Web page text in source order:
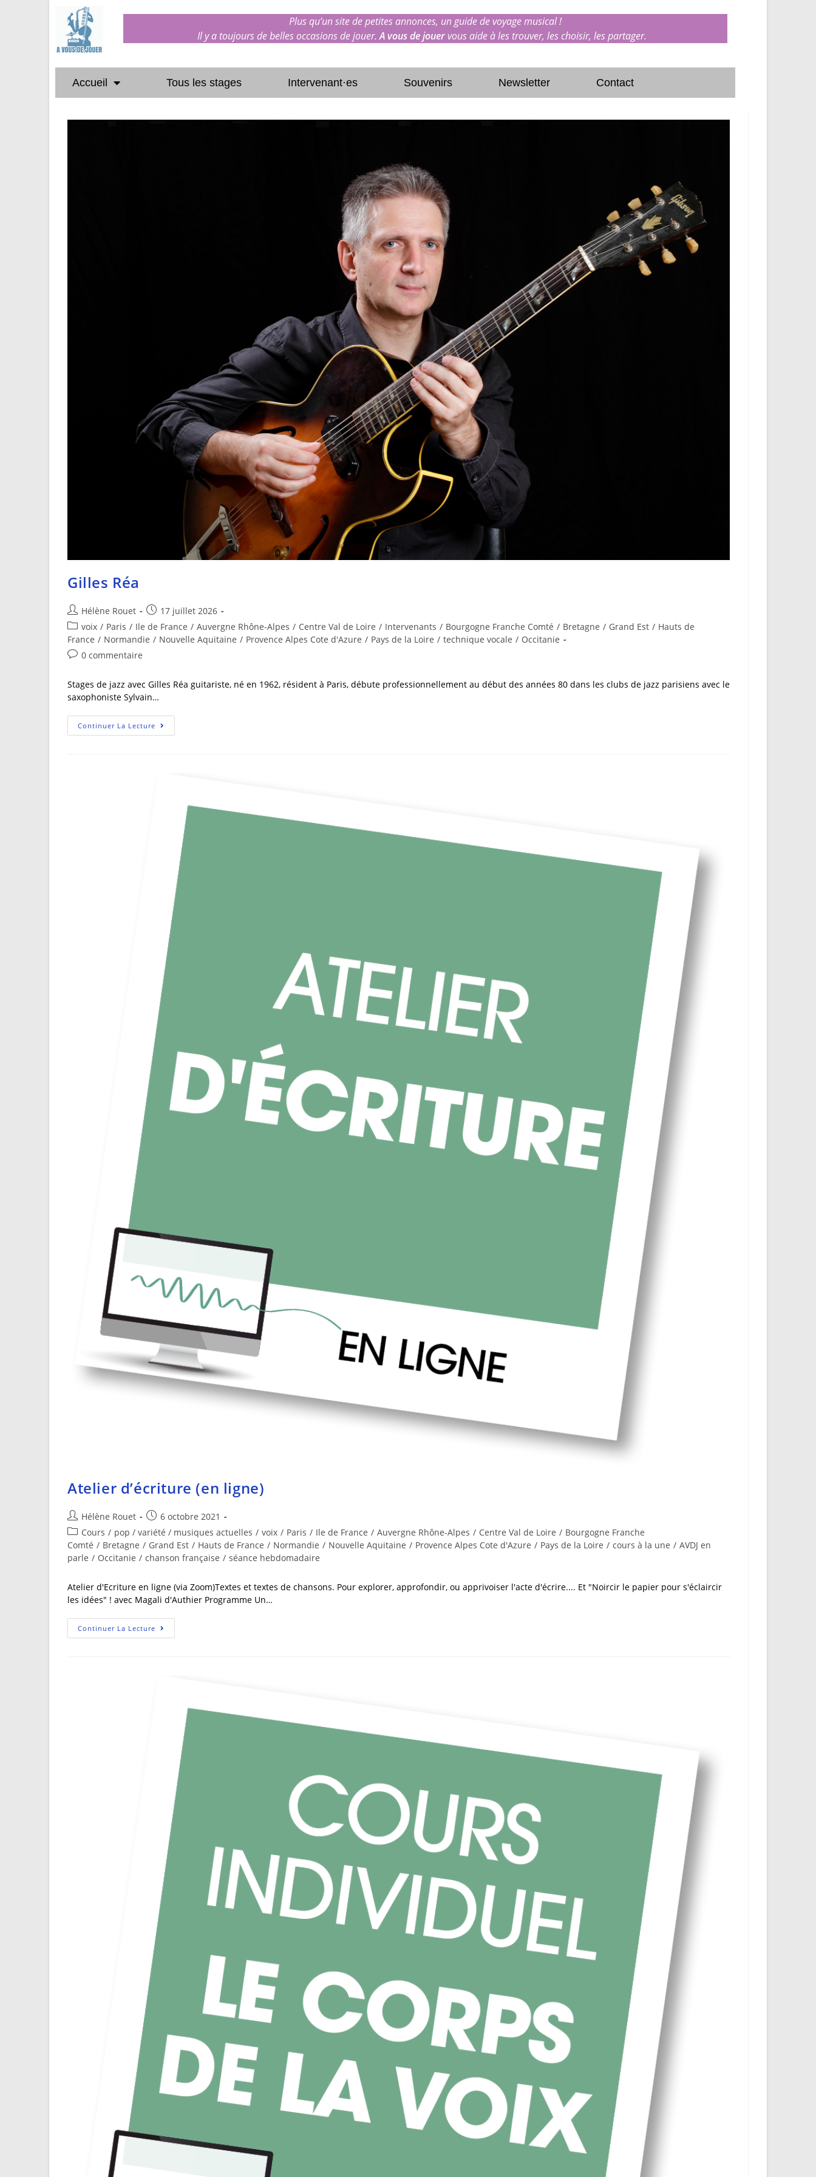
Plus qu’un site de petites annonces, un guide de voyage musical !
Il y a toujours de belles occasions de jouer.A vous de jouervous aide à les trouver, les choisir, les partager.
Accueil Tous les stages Intervenant·es Souvenirs Newsletter Contact
Gilles Réa
Hélène Rouet
17 juillet 2026
voix / Paris / Ile de France / Auvergne Rhône-Alpes / Centre Val de Loire / Intervenants / Bourgogne Franche Comté / Bretagne / Grand Est / Hauts de
France / Normandie / Nouvelle Aquitaine / Provence Alpes Cote d'Azure / Pays de la Loire / technique vocale / Occitanie
0 commentaire
Stages de jazz avec Gilles Réa guitariste, né en 1962, résident à Paris, débute professionnellement au début des années 80 dans les clubs de jazz parisiens avec le
saxophoniste Sylvain…
Continuer La Lecture
Atelier d’écriture (en ligne)
Hélène Rouet
6 octobre 2021
Cours / pop / variété / musiques actuelles / voix / Paris / Ile de France / Auvergne Rhône-Alpes / Centre Val de Loire / Bourgogne Franche
Comté / Bretagne / Grand Est / Hauts de France / Normandie / Nouvelle Aquitaine / Provence Alpes Cote d'Azure / Pays de la Loire / cours à la une / AVDJ en
parle / Occitanie / chanson française / séance hebdomadaire
Atelier d'Ecriture en ligne (via Zoom)Textes et textes de chansons. Pour explorer, approfondir, ou apprivoiser l'acte d'écrire.... Et "Noircir le papier pour s'éclaircir
les idées" ! avec Magali d'Authier Programme Un…
Continuer La Lecture